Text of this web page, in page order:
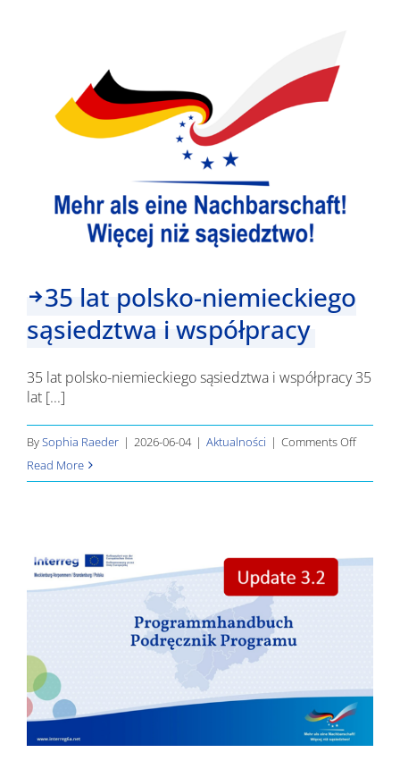
Funduszu
Małych
6.3)
35 lat polsko-niemieckiego
sąsiedztwa i współpracy
35 lat polsko-niemieckiego sąsiedztwa i współpracy 35
lat [...]
BySophia Raeder | 2026-06-04 | Aktualności | Comments Offon
lat
Read More